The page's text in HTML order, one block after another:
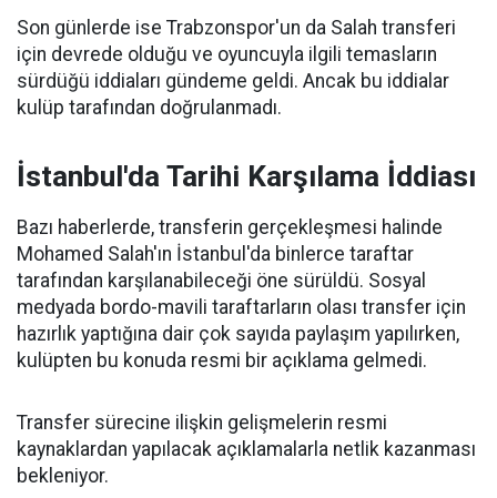
Son günlerde ise Trabzonspor'un da Salah transferi
için devrede olduğu ve oyuncuyla ilgili temasların
sürdüğü iddiaları gündeme geldi. Ancak bu iddialar
kulüp tarafından doğrulanmadı.
İstanbul'da Tarihi Karşılama İddiası
Bazı haberlerde, transferin gerçekleşmesi halinde
Mohamed Salah'ın İstanbul'da binlerce taraftar
tarafından karşılanabileceği öne sürüldü. Sosyal
medyada bordo-mavili taraftarların olası transfer için
hazırlık yaptığına dair çok sayıda paylaşım yapılırken,
kulüpten bu konuda resmi bir açıklama gelmedi.
Transfer sürecine ilişkin gelişmelerin resmi
kaynaklardan yapılacak açıklamalarla netlik kazanması
bekleniyor.